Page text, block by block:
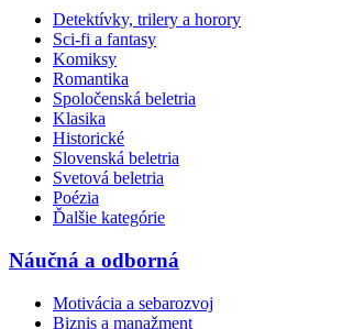
Detektívky, trilery a horory
Sci-fi a fantasy
Komiksy
Romantika
Spoločenská beletria
Klasika
Historické
Slovenská beletria
Svetová beletria
Poézia
Ďalšie kategórie
Náučná a odborná
Motivácia a sebarozvoj
Biznis a manažment